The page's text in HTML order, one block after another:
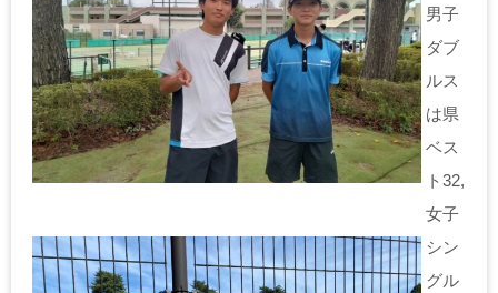
男子
ダブ
ルス
は県
ベス
ト32,
女子
シン
グル